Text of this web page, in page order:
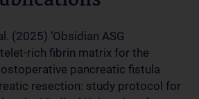
(2025) ‘Obsidian ASG
rich fibrin matrix for the
pancreatic fistula
resection: study protocol for